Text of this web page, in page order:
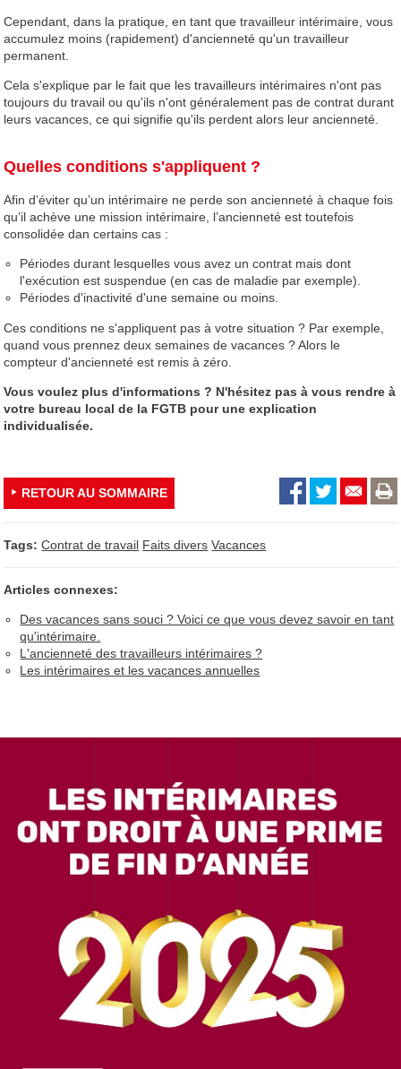
Cependant, dans la pratique, en tant que travailleur intérimaire, vous
accumulez moins (rapidement) d'ancienneté qu'un travailleur
permanent.
Cela s'explique par le fait que les travailleurs intérimaires n'ont pas
toujours du travail ou qu'ils n'ont généralement pas de contrat durant
leurs vacances, ce qui signifie qu'ils perdent alors leur ancienneté.
Quelles conditions s'appliquent ?
Afin d’éviter qu’un intérimaire ne perde son ancienneté à chaque fois
qu’il achève une mission intérimaire, l’ancienneté est toutefois
consolidée dan certains cas :
Périodes durant lesquelles vous avez un contrat mais dont
l'exécution est suspendue (en cas de maladie par exemple).
Périodes d'inactivité d'une semaine ou moins.
Ces conditions ne s'appliquent pas à votre situation ? Par exemple,
quand vous prennez deux semaines de vacances ? Alors le
compteur d'ancienneté est remis à zéro.
Vous voulez plus d'informations ? N'hésitez pas à vous rendre à
votre bureau local de la FGTB pour une explication
individualisée.
RETOUR AU SOMMAIRE
Tags: Contrat de travail Faits divers Vacances
Articles connexes:
Des vacances sans souci ? Voici ce que vous devez savoir en tant
qu'intérimaire.
L'ancienneté des travailleurs intérimaires ?
Les intérimaires et les vacances annuelles